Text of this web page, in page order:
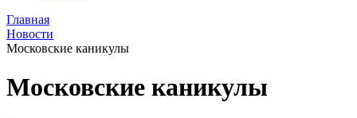
Главная
Новости
Московские каникулы
Московские каникулы